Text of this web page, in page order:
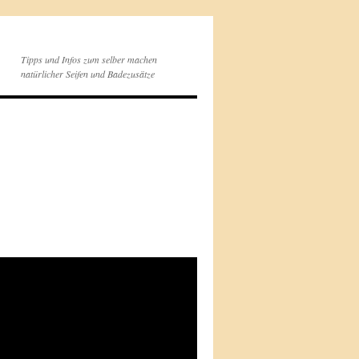
Tipps und Infos zum selber machen
natürlicher Seifen und Badezusätze